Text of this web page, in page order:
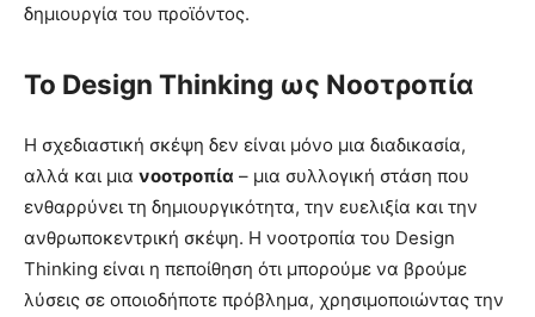
δημιουργία του προϊόντος.
Το Design Thinking ως Νοοτροπία
Η σχεδιαστική σκέψη δεν είναι μόνο μια διαδικασία,
αλλά και μια νοοτροπία – μια συλλογική στάση που
ενθαρρύνει τη δημιουργικότητα, την ευελιξία και την
ανθρωποκεντρική σκέψη. Η νοοτροπία του Design
Thinking είναι η πεποίθηση ότι μπορούμε να βρούμε
λύσεις σε οποιοδήποτε πρόβλημα, χρησιμοποιώντας την